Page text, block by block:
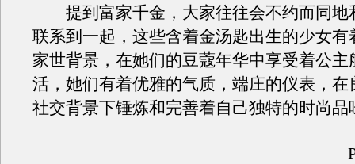
提到富家千金，大家往往会不约而同地
联系到一起，这些含着金汤匙出生的少女有
家世背景，在她们的豆蔻年华中享受着公主
活，她们有着优雅的气质，端庄的仪表，在
社交背景下锤炼和完善着自己独特的时尚品